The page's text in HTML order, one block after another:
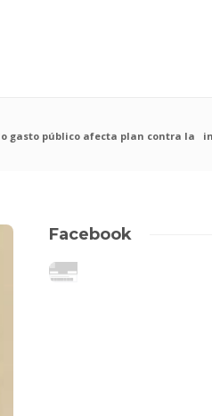
gasto público afecta plan contra la
Facebook